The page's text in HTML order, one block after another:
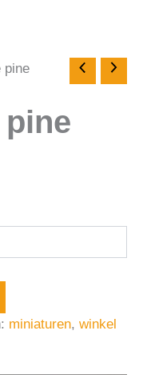
pine
miniaturen, winkel